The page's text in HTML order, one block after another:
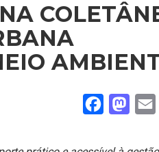
Facebook